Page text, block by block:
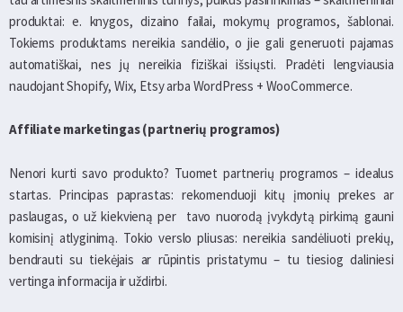
produktai: e. knygos, dizaino failai, mokymų programos, šablonai.
Tokiems produktams nereikia sandėlio, o jie gali generuoti pajamas
automatiškai, nes jų nereikia fiziškai išsiųsti. Pradėti lengviausia
naudojant Shopify, Wix, Etsy arba WordPress + WooCommerce.
Affiliate marketingas (partnerių programos)
Nenori kurti savo produkto? Tuomet partnerių programos – idealus
startas. Principas paprastas: rekomenduoji kitų įmonių prekes ar
paslaugas, o už kiekvieną per tavo nuorodą įvykdytą pirkimą gauni
komisinį atlyginimą. Tokio verslo pliusas: nereikia sandėliuoti prekių,
bendrauti su tiekėjais ar rūpintis pristatymu – tu tiesiog daliniesi
vertinga informacija ir uždirbi.